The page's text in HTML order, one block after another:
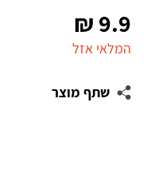
9.9
₪
המלאי אזל
שתף מוצר